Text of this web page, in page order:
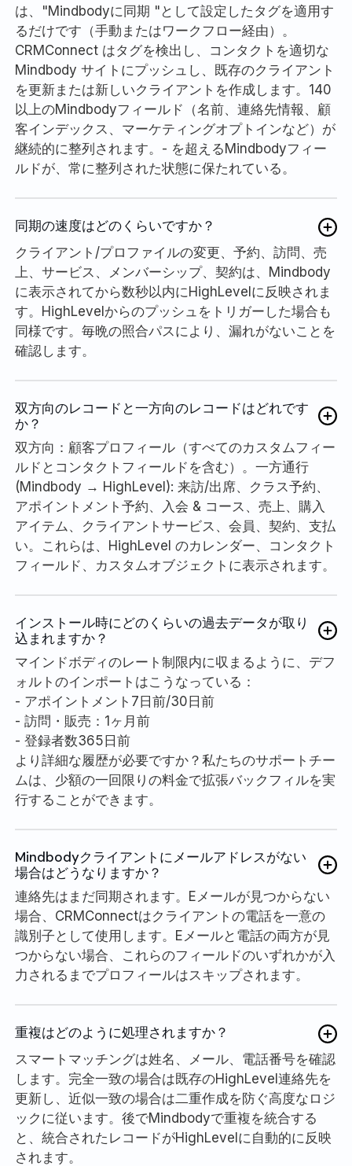
は、"Mindbodyに同期 "として設定したタグを適用す
るだけです（手動またはワークフロー経由）。
CRMConnect はタグを検出し、コンタクトを適切な
Mindbody サイトにプッシュし、既存のクライアント
を更新または新しいクライアントを作成します。140
以上のMindbodyフィールド（名前、連絡先情報、顧
客インデックス、マーケティングオプトインなど）が
継続的に整列されます。- を超えるMindbodyフィー
ルドが、常に整列された状態に保たれている。
同期の速度はどのくらいですか？
クライアント/プロファイルの変更、予約、訪問、売
上、サービス、メンバーシップ、契約は、Mindbody
に表示されてから数秒以内にHighLevelに反映されま
す。HighLevelからのプッシュをトリガーした場合も
同様です。毎晩の照合パスにより、漏れがないことを
確認します。
双方向のレコードと一方向のレコードはどれです
か？
双方向：顧客プロフィール（すべてのカスタムフィー
ルドとコンタクトフィールドを含む）。一方通行
(Mindbody → HighLevel): 来訪/出席、クラス予約、
アポイントメント予約、入会 & コース、売上、購入
アイテム、クライアントサービス、会員、契約、支払
い。これらは、HighLevel のカレンダー、コンタクト
フィールド、カスタムオブジェクトに表示されます。
インストール時にどのくらいの過去データが取り
込まれますか？
マインドボディのレート制限内に収まるように、デフ
ォルトのインポートはこうなっている：
- アポイントメント7日前/30日前
- 訪問・販売：1ヶ月前
- 登録者数365日前
より詳細な履歴が必要ですか？私たちのサポートチー
ムは、少額の一回限りの料金で拡張バックフィルを実
行することができます。
Mindbodyクライアントにメールアドレスがない
場合はどうなりますか？
連絡先はまだ同期されます。Eメールが見つからない
場合、CRMConnectはクライアントの電話を一意の
識別子として使用します。Eメールと電話の両方が見
つからない場合、これらのフィールドのいずれかが入
力されるまでプロフィールはスキップされます。
重複はどのように処理されますか？
スマートマッチングは姓名、メール、電話番号を確認
します。完全一致の場合は既存のHighLevel連絡先を
更新し、近似一致の場合は二重作成を防ぐ高度なロジ
ックに従います。後でMindbodyで重複を統合する
と、統合されたレコードがHighLevelに自動的に反映
されます。